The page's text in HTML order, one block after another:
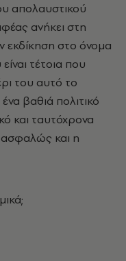
απολαυστικού
ανήκει στη
εκδίκηση στο όνομα
τέτοια που
του αυτό το
βαθιά πολιτικό
και ταυτόχρονα
ασφαλώς και η